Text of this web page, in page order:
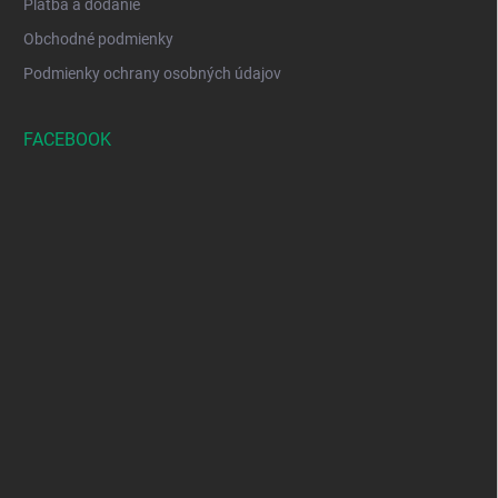
Platba a dodanie
Obchodné podmienky
Podmienky ochrany osobných údajov
FACEBOOK